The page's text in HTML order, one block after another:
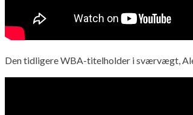
Den tidligere WBA-titelholder i sværvægt,